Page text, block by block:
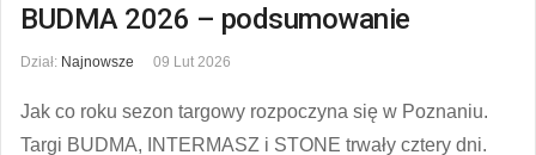
BUDMA 2026 – podsumowanie
Dział: Najnowsze 09 Lut 2026
Jak co roku sezon targowy rozpoczyna się w Poznaniu.
Targi BUDMA, INTERMASZ i STONE trwały cztery dni.